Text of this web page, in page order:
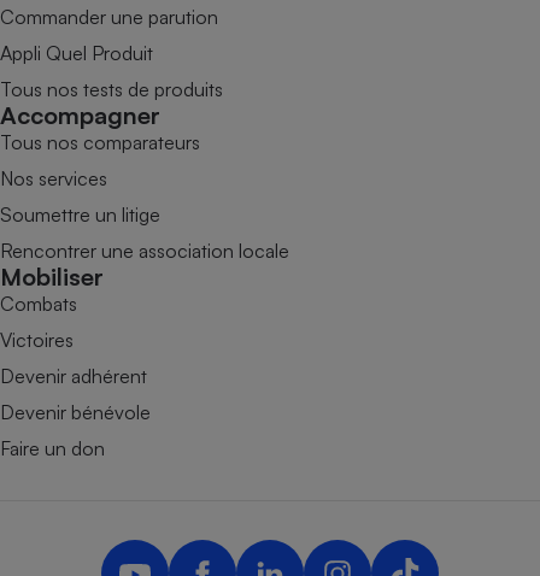
Commander une parution
Appli Quel Produit
Tous nos tests de produits
Accompagner
Tous nos comparateurs
Nos services
Soumettre un litige
Rencontrer une association locale
Mobiliser
Combats
Victoires
Devenir adhérent
Devenir bénévole
Faire un don